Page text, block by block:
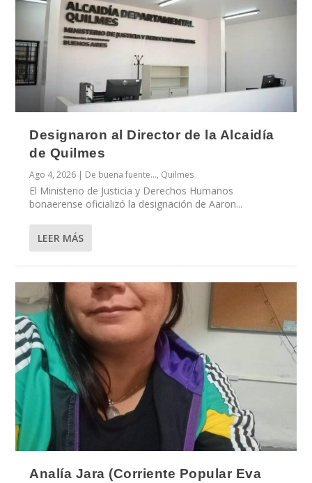
Designaron al Director de la Alcaidía
de Quilmes
Ago 4, 2026 | De buena fuente..., Quilmes
El Ministerio de Justicia y Derechos Humanos
bonaerense oficializó la designación de Aaron...
LEER MÁS
Analía Jara (Corriente Popular Eva